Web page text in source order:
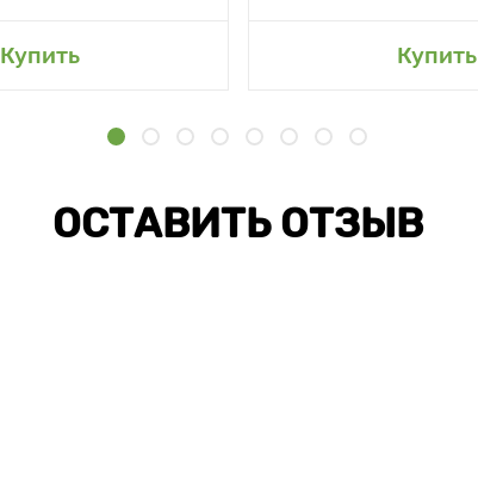
Купить Купить
ОСТАВИТЬ ОТЗЫВ